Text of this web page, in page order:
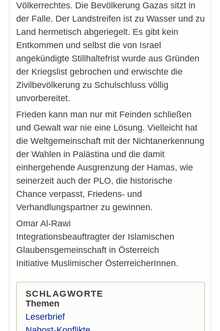
Völkerrechtes. Die Bevölkerung Gazas sitzt in
der Falle. Der Landstreifen ist zu Wasser und zu
Land hermetisch abgeriegelt. Es gibt kein
Entkommen und selbst die von Israel
angekündigte Stillhaltefrist wurde aus Gründen
der Kriegslist gebrochen und erwischte die
Zivilbevölkerung zu Schulschluss völlig
unvorbereitet.
Frieden kann man nur mit Feinden schließen
und Gewalt war nie eine Lösung. Vielleicht hat
die Weltgemeinschaft mit der Nichtanerkennung
der Wahlen in Palästina und die damit
einhergehende Ausgrenzung der Hamas, wie
seinerzeit auch der PLO, die historische
Chance verpasst, Friedens- und
Verhandlungspartner zu gewinnen.
Omar Al-Rawi
Integrationsbeauftragter der Islamischen
Glaubensgemeinschaft in Österreich
Initiative Muslimischer ÖsterreicherInnen.
SCHLAGWORTE
Themen
Leserbrief